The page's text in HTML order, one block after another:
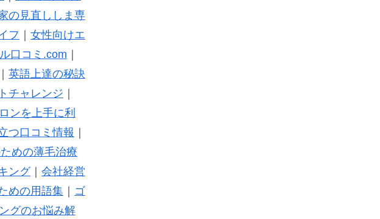
の見直ししま専
フ
女性向けエ
口コミ.com
英語上達の秘訣
チャレンジ
ンを上手に利
つ口コミ情報
めの薄毛治療
ング｜ 会社経営
めの用語集｜
ゴ
グのお悩み解